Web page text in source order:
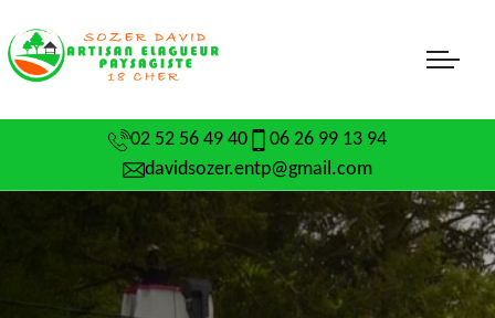
02 52 56 49 40
06 26 99 13 94
davidsozer.entp@gmail.com